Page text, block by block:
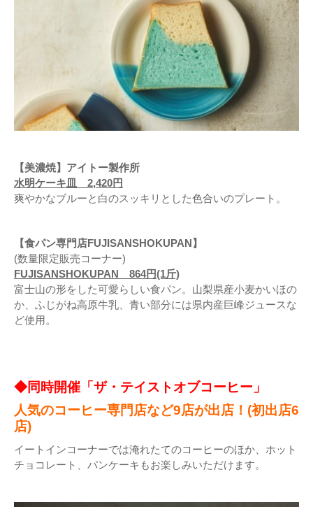
【美濃焼】アイトー製作所
水明ケーキ皿 2,420円
爽やかなブルーと白のスッキリとした色合いのプレート。
【食パン専門店FUJISANSHOKUPAN】
(数量限定販売コーナー)
FUJISANSHOKUPAN 864円(1斤)
富士山の形をした可愛らしい食パン。山梨県産小麦かいほの
か、ふじがね高原牛乳、青い部分には県内産巨峰ジュースな
ど使用。
◆同時開催「ザ・テイストオブコーヒー」
人気のコーヒー専門店など9店が出店！(初出店6
店)
イートインコーナーでは淹れたてのコーヒーのほか、ホット
チョコレート、パンケーキもお楽しみいただけます。